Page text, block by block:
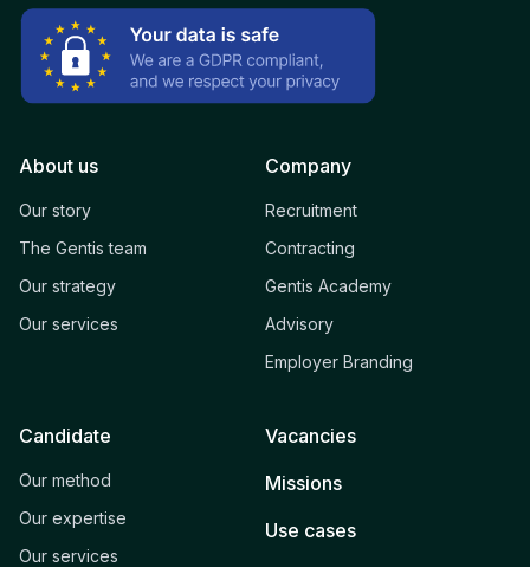
About us
Our story
The Gentis team
Our strategy
Our services
Company
Recruitment
Contracting
Gentis Academy
Advisory
Employer Branding
Candidate
Our method
Our expertise
Our services
Vacancies
Missions
Use cases